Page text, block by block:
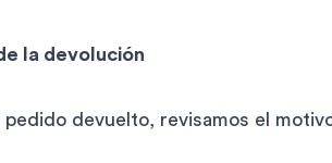
la devolución
pedido devuelto, revisamos el